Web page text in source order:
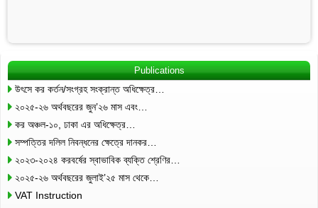
Publications
উৎসে কর কর্তন/সংগ্রহ সংক্রান্ত অধিক্ষেত্র…
২০২৫-২৬ অর্থবছরের জুন’২৬ মাস এবং…
কর অঞ্চল-১০, ঢাকা এর অধিক্ষেত্র…
সম্পত্তির দলিল নিবন্ধনের ক্ষেত্রে দানকর…
২০২৩-২০২৪ করবর্ষের স্বাভাবিক ব্যক্তি শ্রেণির…
২০২৫-২৬ অর্থবছরের জুলাই’২৫ মাস থেকে…
VAT Instruction